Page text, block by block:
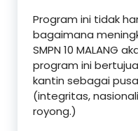
Program ini tidak
bagaimana
SMPN 10 MALANG
program ini
kantin sebagai
(integritas,
royong.)